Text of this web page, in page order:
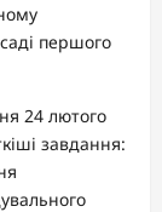
першого
24 лютого
завдання: